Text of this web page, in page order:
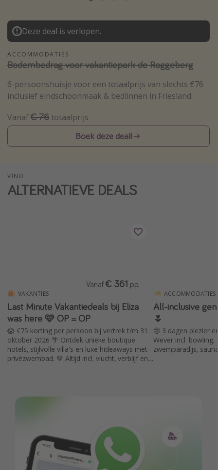
Sardinie
Malta
Madeira
Bali
Type vakantie
Vroegboeker
Meer onderwerpen
Reisblog
Reiskalender
25 beste pretparken
Beste keukens ter wereld
Strandvakantie in Italië
All inclusive vakantie in Griekenland
Deze deal is verlopen.
ACCOMMODATIES
Bodembedrag voor vakantiepark de Roggeberg
6-persoonshuisje voor een totaalprijs van slechts €76
inclusief eindschoonmaak & bedlinnen in Friesland
Vanaf€ 76 totaalprijs
Boek deze deal!
VIND
ALTERNATIEVE DEALS
VAKANTIES
Last Minute Vakantiedeals bij Eliza
was here 🩷 OP = OP
😱 €75 korting per persoon bij vertrek t/m 31
oktober 2026 🌴 Ontdek unieke boutique
hotels, stijlvolle villa's en luxe hideaways met
privézwembad. 💙 Altijd incl. vlucht, verblijf en
Vanaf € 361 p.p.
ACCOMMODATIES
All-inclusive
🌷
🤩 3 dagen plezier
Wever incl. bowling,
zwemparadijs,